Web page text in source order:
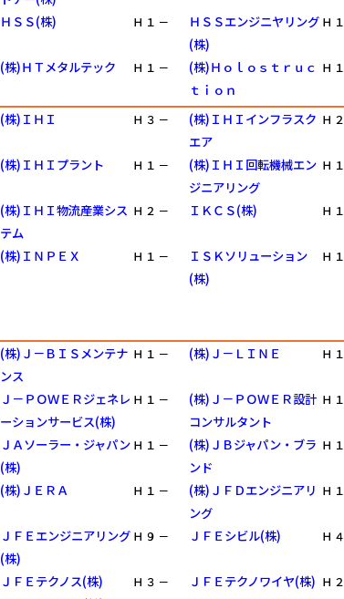
ＨＳＳ(株) Ｈ １ －
ＨＳＳエンジニヤリング
(株)
Ｈ １
(株)ＨＴメタルテック Ｈ １ －
(株)Ｈｏｌｏｓｔｒｕｃ
ｔｉｏｎ
Ｈ １
(株)ＩＨＩ Ｈ ３ －
(株)ＩＨＩインフラスク
エア
Ｈ ２
(株)ＩＨＩプラント Ｈ １ －
(株)ＩＨＩ回転機械エン
ジニアリング
Ｈ １
(株)ＩＨＩ物流産業シス
テム
Ｈ ２ － ＩＫＣＳ(株) Ｈ １
(株)ＩＮＰＥＸ Ｈ １ －
ＩＳＫソリューション
(株)
Ｈ １
(株)Ｊ－ＢＩＳメンテナ
ンス
Ｈ １ － (株)Ｊ－ＬＩＮＥ Ｈ １
Ｊ－ＰＯＷＥＲジェネレ
ーションサービス(株)
Ｈ １ －
(株)Ｊ－ＰＯＷＥＲ設計
コンサルタント
Ｈ １
ＪＡソーラー・ジャパン
(株)
Ｈ １ －
(株)ＪＢジャパン・ブラ
ンド
Ｈ １
(株)ＪＥＲＡ Ｈ １ －
(株)ＪＦＤエンジニアリ
ング
Ｈ １
ＪＦＥエンジニアリング
(株)
Ｈ ９ － ＪＦＥシビル(株) Ｈ ４
ＪＦＥテクノス(株) Ｈ ３ － ＪＦＥテクノワイヤ(株) Ｈ ２